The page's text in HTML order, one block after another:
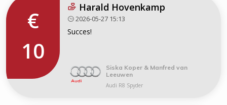
€
10
Harald Hovenkamp
2026-05-27 15:13
Succes!
Siska Koper & Manfred van
Leeuwen
Audi R8 Spyder